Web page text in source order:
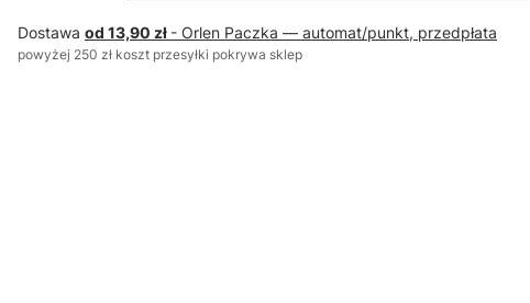
Dostawa od 13,90 zł - Orlen Paczka — automat/punkt, przedpłata
powyżej 250 zł koszt przesyłki pokrywa sklep